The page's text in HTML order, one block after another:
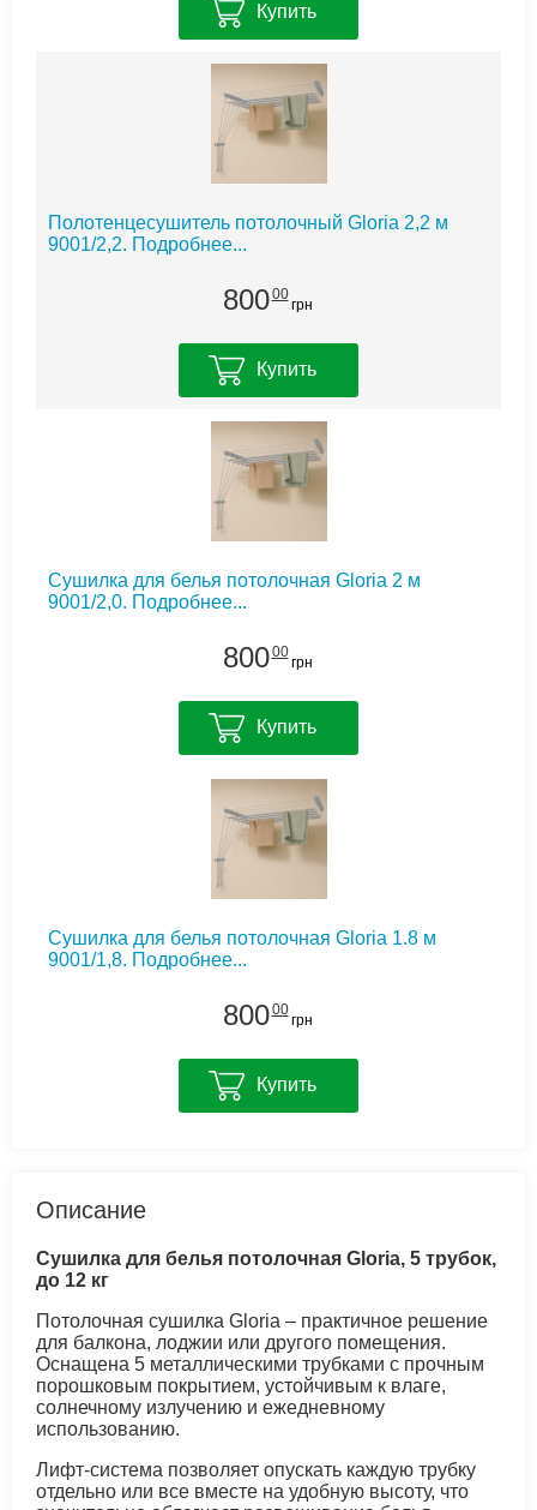
Купить
Полотенцесушитель потолочный Gloria 2,2 м
9001/2,2. Подробнее...
80000
грн
Купить
Сушилка для белья потолочная Gloria 2 м
9001/2,0. Подробнее...
80000
грн
Купить
Сушилка для белья потолочная Gloria 1.8 м
9001/1,8. Подробнее...
80000
грн
Купить
Описание
Сушилка для белья потолочная Gloria, 5 трубок,
до 12 кг
Потолочная сушилка Gloria – практичное решение
для балкона, лоджии или другого помещения.
Оснащена 5 металлическими трубками с прочным
порошковым покрытием, устойчивым к влаге,
солнечному излучению и ежедневному
использованию.
Лифт-система позволяет опускать каждую трубку
отдельно или все вместе на удобную высоту, что